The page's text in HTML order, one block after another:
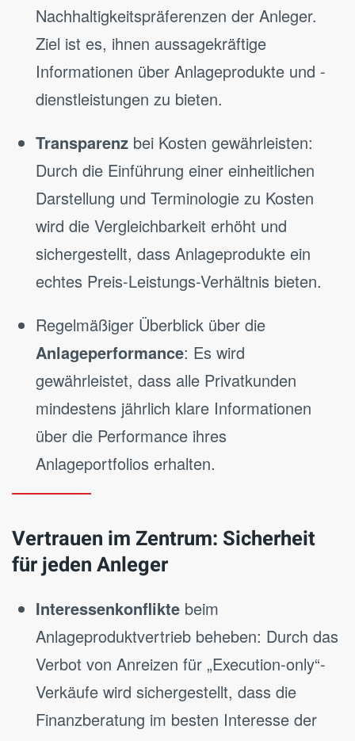
Nachhaltigkeitspräferenzen der Anleger.
Ziel ist es, ihnen aussagekräftige
Informationen über Anlageprodukte und -
dienstleistungen zu bieten.
Transparenz bei Kosten gewährleisten:
Durch die Einführung einer einheitlichen
Darstellung und Terminologie zu Kosten
wird die Vergleichbarkeit erhöht und
sichergestellt, dass Anlageprodukte ein
echtes Preis-Leistungs-Verhältnis bieten.
Regelmäßiger Überblick über die
Anlageperformance: Es wird
gewährleistet, dass alle Privatkunden
mindestens jährlich klare Informationen
über die Performance ihres
Anlageportfolios erhalten.
Vertrauen im Zentrum: Sicherheit
für jeden Anleger
Interessenkonflikte beim
Anlageproduktvertrieb beheben: Durch das
Verbot von Anreizen für „Execution-only“-
Verkäufe wird sichergestellt, dass die
Finanzberatung im besten Interesse der